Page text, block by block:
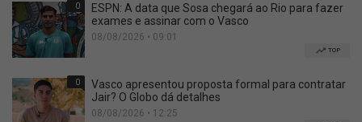
0
ESPN: A data que Sosa chegará ao Rio para fazer
exames e assinar com o Vasco
08/08/2026 • 09:01
TOP
0
Vasco apresentou proposta formal para contratar
Jair? O Globo dá detalhes
08/08/2026 • 12:25